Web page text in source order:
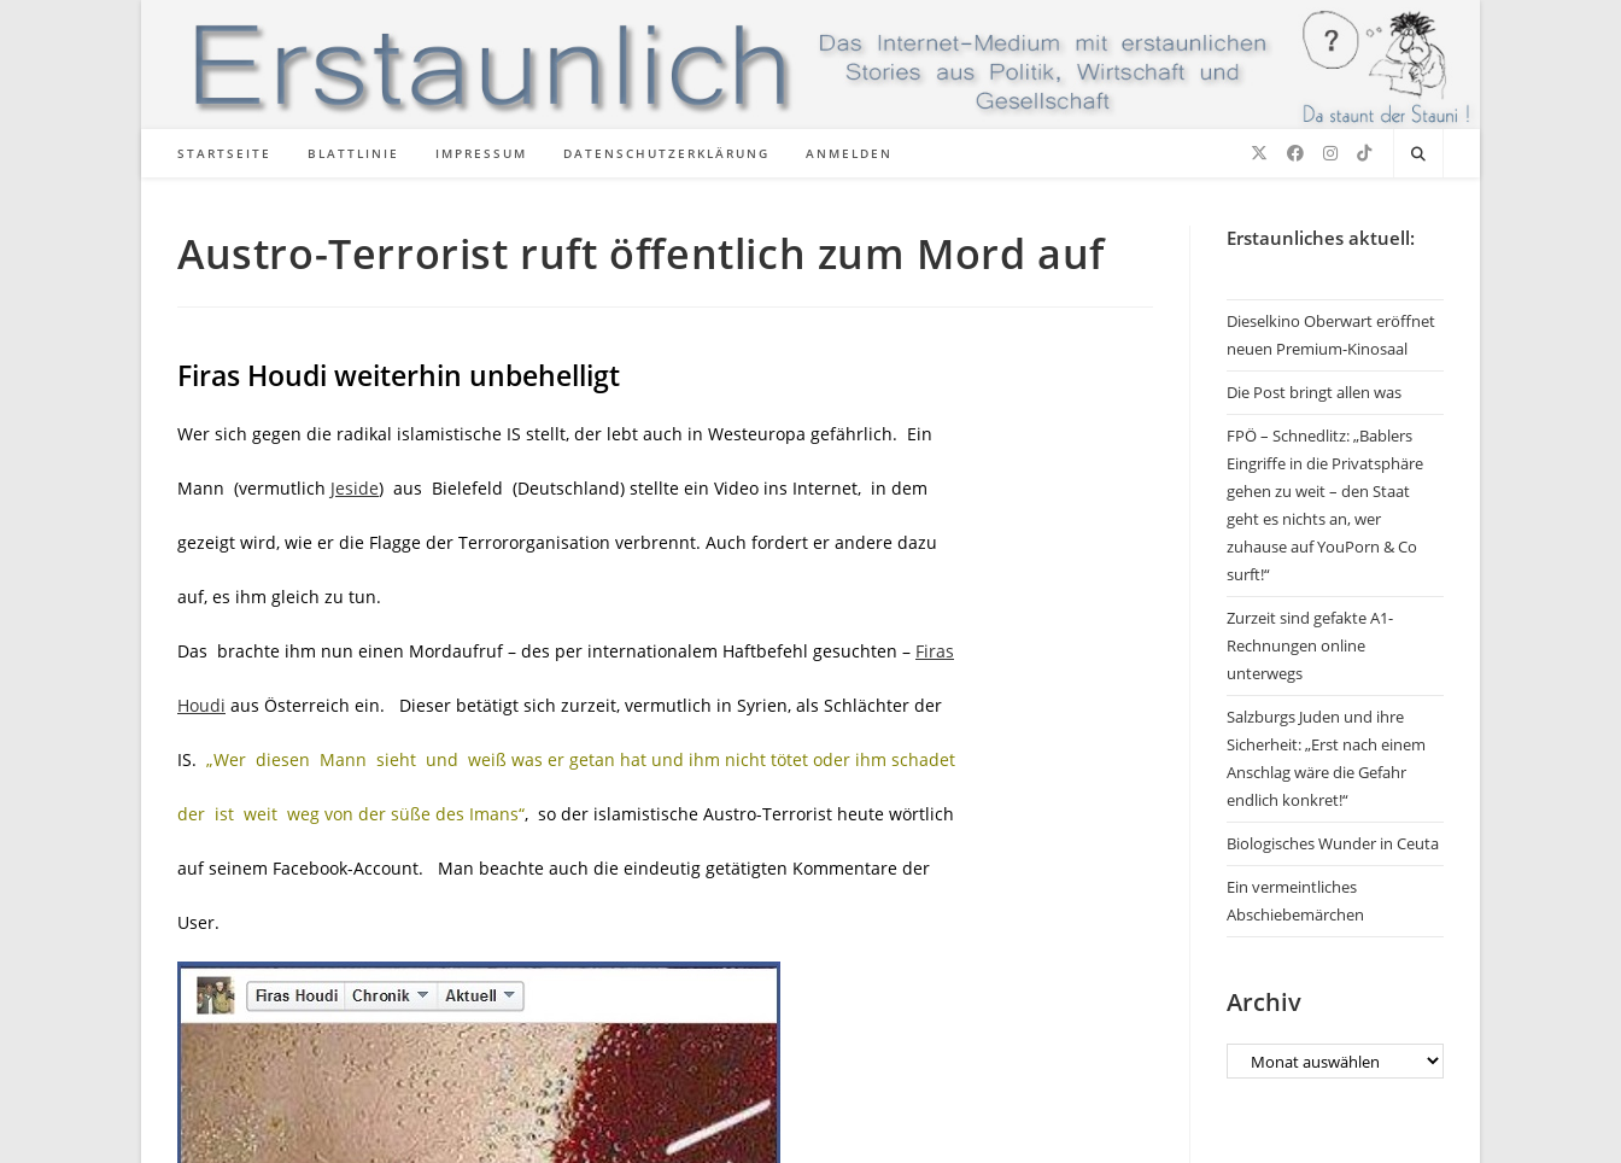
STARTSEITE BLATTLINIE IMPRESSUM DATENSCHUTZERKLÄRUNG ANMELDEN
Austro-Terrorist ruft öffentlich zum Mord auf
Firas Houdi weiterhin unbehelligt
Wer sich gegen die radikal islamistische IS stellt, der lebt auch in Westeuropa gefährlich. Ein
Mann (vermutlich Jeside) aus Bielefeld (Deutschland) stellte ein Video ins Internet, in dem
gezeigt wird, wie er die Flagge der Terrororganisation verbrennt. Auch fordert er andere dazu
auf, es ihm gleich zu tun.
Das brachte ihm nun einen Mordaufruf – des per internationalem Haftbefehl gesuchten – Firas
Houdi aus Österreich ein. Dieser betätigt sich zurzeit, vermutlich in Syrien, als Schlächter der
IS. „Wer diesen Mann sieht und weiß was er getan hat und ihm nicht tötet oder ihm schadet
der ist weit weg von der süße des Imans“, so der islamistische Austro-Terrorist heute wörtlich
auf seinem Facebook-Account. Man beachte auch die eindeutig getätigten Kommentare der
User.
Erstaunliches aktuell:
Dieselkino Oberwart eröffnet
neuen Premium-Kinosaal
Die Post bringt allen was
FPÖ – Schnedlitz: „Bablers
Eingriffe in die Privatsphäre
gehen zu weit – den Staat
geht es nichts an, wer
zuhause auf YouPorn & Co
surft!“
Zurzeit sind gefakte A1-
Rechnungen online
unterwegs
Salzburgs Juden und ihre
Sicherheit: „Erst nach einem
Anschlag wäre die Gefahr
endlich konkret!“
Biologisches Wunder in Ceuta
Ein vermeintliches
Abschiebemärchen
Archiv
Archiv